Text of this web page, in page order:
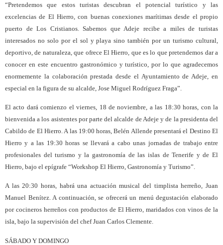
“Pretendemos que estos turistas descubran el potencial turístico y las
excelencias de El Hierro, con buenas conexiones marítimas desde el propio
puerto de Los Cristianos. Sabemos que Adeje recibe a miles de turistas
interesados no solo por el sol y playa sino también por un turismo cultural,
deportivo, de naturaleza, que ofrece El Hierro, que es lo que pretendemos dar a
conocer en este encuentro gastronómico y turístico, por lo que agradecemos
enormemente la colaboración prestada desde el Ayuntamiento de Adeje, en
especial en la figura de su alcalde, Jose Miguel Rodríguez Fraga”.
El acto dará comienzo el viernes, 18 de noviembre, a las 18:30 horas, con la
bienvenida a los asistentes por parte del alcalde de Adeje y de la presidenta del
Cabildo de El Hierro. A las 19:00 horas,Belén Allende presentará el Destino El
Hierro y a las 19:30 horas se llevará a cabo unas jornadas de trabajo entre
profesionales del turismo y la gastronomía de las islas de Tenerife y de El
Hierro, bajo el epígrafe “Workshop El Hierro, Gastronomía y Turismo”.
A las 20:30 horas, habrá una actuación musical del timplista herreño, Juan
Manuel Benítez. A continuación, se ofrecerá un menú degustación elaborado
por cocineros herreños con productos de El Hierro, maridados con vinos de la
isla, bajo la supervisión del chef Juan Carlos Clemente.
SÁBADO Y DOMINGO